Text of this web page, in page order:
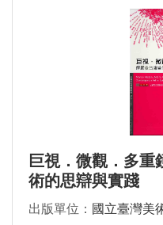
巨視．微觀．多
術的思辯與實踐
出版單位： 國立臺灣美